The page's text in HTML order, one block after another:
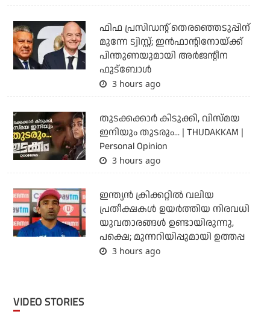
ഫിഫ പ്രസിഡന്റ് തെരഞ്ഞെടുപ്പിന്
മുന്നേ ട്വിസ്റ്റ്; ഇന്‍ഫാന്റിനോയ്ക്ക്
പിന്തുണയുമായി അര്‍ജന്റീന
ഫുട്‌ബോള്‍
3 hours ago
തുടക്കക്കാര്‍ കിടുക്കി, വിസ്മയ
ഇനിയും തുടരും... | THUDAKKAM |
Personal Opinion
3 hours ago
ഇന്ത്യന്‍ ക്രിക്കറ്റില്‍ വലിയ
പ്രതീക്ഷകള്‍ ഉയര്‍ത്തിയ നിരവധി
യുവതാരങ്ങള്‍ ഉണ്ടായിരുന്നു,
പക്ഷെ; മുന്നറിയിപ്പുമായി ഉത്തപ്പ
3 hours ago
VIDEO STORIES